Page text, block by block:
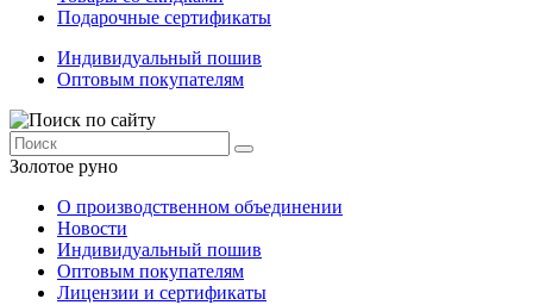
Подарочные сертификаты
Индивидуальный пошив
Оптовым покупателям
Золотое руно
О производственном объединении
Новости
Индивидуальный пошив
Оптовым покупателям
Лицензии и сертификаты